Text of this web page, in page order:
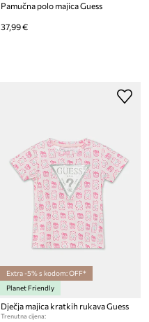
Pamučna polo majica Guess
37,99 €
Extra -5% s kodom: OFF*
Planet Friendly
Dječja majica kratkih rukava Guess
Trenutna cijena: